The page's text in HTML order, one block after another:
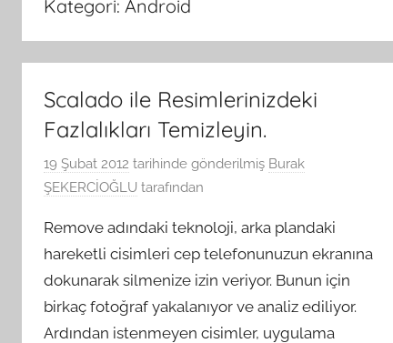
Kategori: Android
Scalado ile Resimlerinizdeki
Fazlalıkları Temizleyin.
19 Şubat 2012 tarihinde gönderilmiş Burak
ŞEKERCİOĞLU tarafından
Remove adındaki teknoloji, arka plandaki
hareketli cisimleri cep telefonunuzun ekranına
dokunarak silmenize izin veriyor. Bunun için
birkaç fotoğraf yakalanıyor ve analiz ediliyor.
Ardından istenmeyen cisimler, uygulama